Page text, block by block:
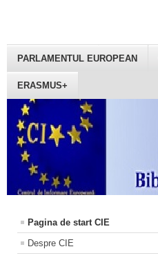
PARLAMENTUL EUROPEAN
ERASMUS+
Pagina de start CIE
Despre CIE